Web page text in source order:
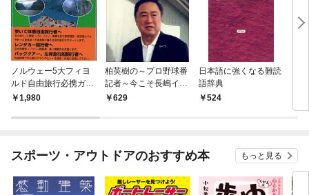
ノルウェー5大フィヨ
ルド自由旅行必携ガイ
ドブック
1,980
柏英樹の～プロ野球番
記者～今こそ長嶋イズ
ムを629
日本語に強くなる難読
語辞典
524
スポーツ・アウトドアのおすすめ本 もっと見る